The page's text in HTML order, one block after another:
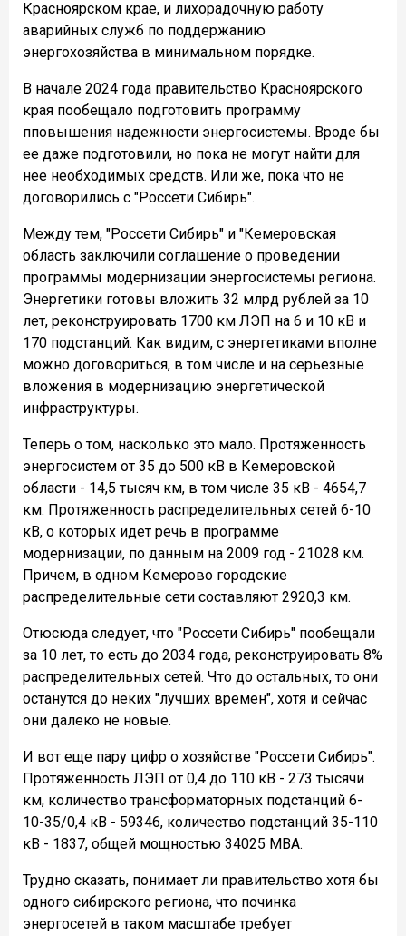
Красноярском крае, и лихорадочную работу
аварийных служб по поддержанию
энергохозяйства в минимальном порядке.
В начале 2024 года правительство Красноярского
края пообещало подготовить программу
пповышения надежности энергосистемы. Вроде бы
ее даже подготовили, но пока не могут найти для
нее необходимых средств. Или же, пока что не
договорились с "Россети Сибирь".
Между тем, "Россети Сибирь" и "Кемеровская
область заключили соглашение о проведении
программы модернизации энергосистемы региона.
Энергетики готовы вложить 32 млрд рублей за 10
лет, реконструировать 1700 км ЛЭП на 6 и 10 кВ и
170 подстанций. Как видим, с энергетиками вполне
можно договориться, в том числе и на серьезные
вложения в модернизацию энергетической
инфраструктуры.
Теперь о том, насколько это мало. Протяженность
энергосистем от 35 до 500 кВ в Кемеровской
области - 14,5 тысяч км, в том числе 35 кВ - 4654,7
км. Протяженность распределительных сетей 6-10
кВ, о которых идет речь в программе
модернизации, по данным на 2009 год - 21028 км.
Причем, в одном Кемерово городские
распределительные сети составляют 2920,3 км.
Отюсюда следует, что "Россети Сибирь" пообещали
за 10 лет, то есть до 2034 года, реконструировать 8%
распределительных сетей. Что до остальных, то они
останутся до неких "лучших времен", хотя и сейчас
они далеко не новые.
И вот еще пару цифр о хозяйстве "Россети Сибирь".
Протяженность ЛЭП от 0,4 до 110 кВ - 273 тысячи
км, количество трансформаторных подстанций 6-
10-35/0,4 кВ - 59346, количество подстанций 35-110
кВ - 1837, общей мощностью 34025 МВА.
Трудно сказать, понимает ли правительство хотя бы
одного сибирского региона, что починка
энергосетей в таком масштабе требует